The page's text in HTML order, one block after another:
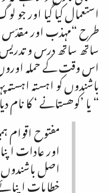
استعمال کیا گیا اور
طرح “مہذب اور مقدّس
ساتھ ساتھ درس و تدریس
اس وقت کے حملہ
باشندوں کو اہستہ اہستہ
“ یا ’کوھستانے ‘ کا نام
مفتوح اقوام
اور عادات
اصل باشندوں
خطابات